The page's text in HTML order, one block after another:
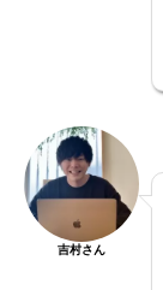
吉村さん